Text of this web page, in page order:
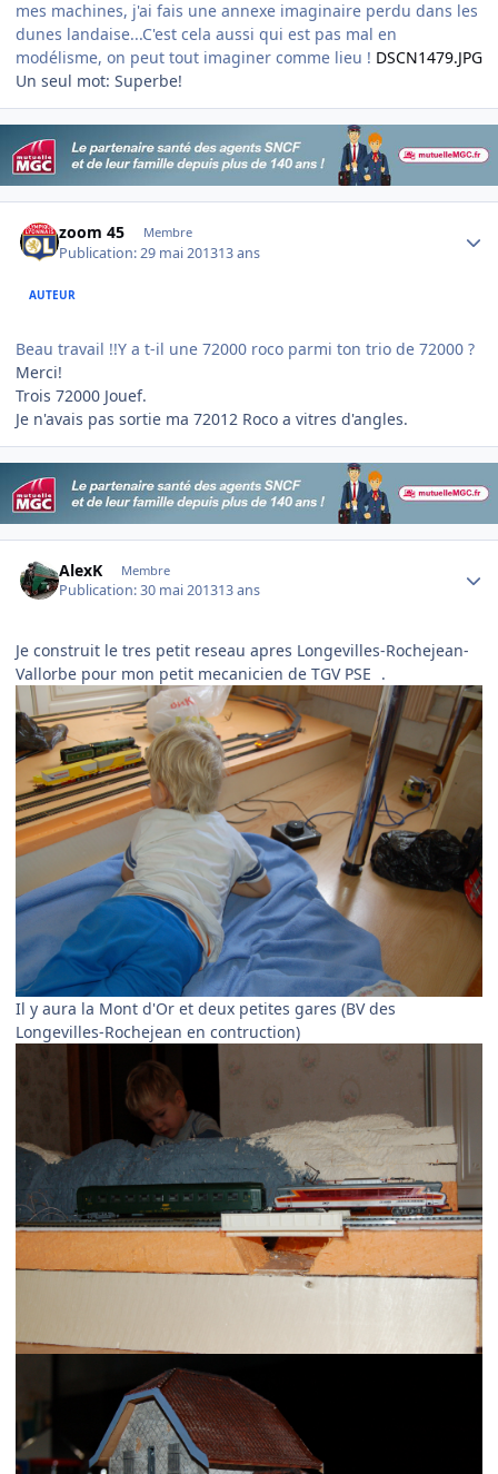
mes machines, j'ai fais une annexe imaginaire perdu dans les
dunes landaise...C'est cela aussi qui est pas mal en
modélisme, on peut tout imaginer comme lieu ! DSCN1479.JPG
Un seul mot: Superbe!
zoom 45 Membre
Publication:29 mai 201313 ans
AUTEUR
Beau travail !!Y a t-il une 72000 roco parmi ton trio de 72000 ?
Merci!
Trois 72000 Jouef.
Je n'avais pas sortie ma 72012 Roco a vitres d'angles.
AlexK Membre
Publication:30 mai 201313 ans
Je construit le tres petit reseau apres Longevilles-Rochejean-
Vallorbe pour mon petit mecanicien de TGV PSE .
Il y aura la Mont d'Or et deux petites gares (BV des
Longevilles-Rochejean en contruction)